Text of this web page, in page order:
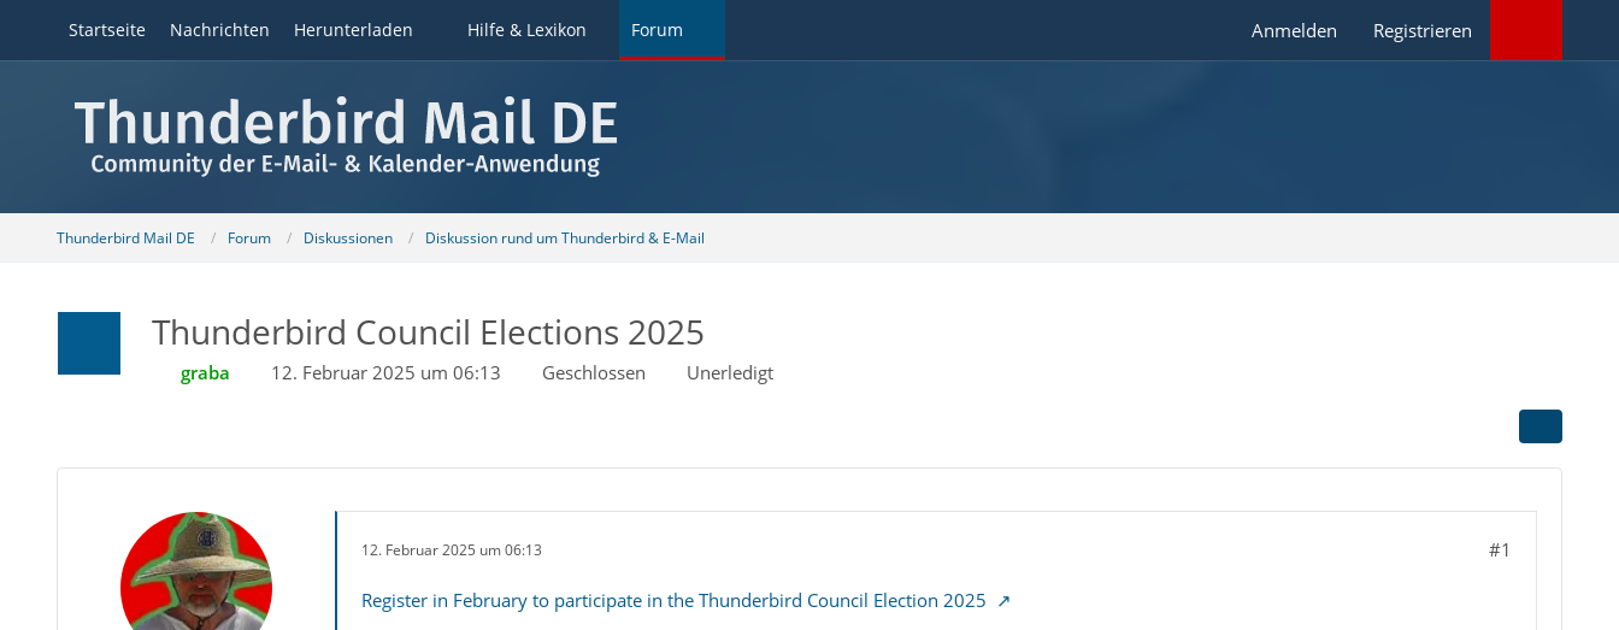
Startseite Nachrichten Herunterladen Hilfe & Lexikon Forum Anmelden Registrieren
Thunderbird Mail DE Forum Diskussionen Diskussion rund um Thunderbird & E-Mail
Thunderbird Council Elections 2025
graba 12. Februar 2025 um 06:13 Geschlossen Unerledigt
12. Februar 2025 um 06:13 #1
Register in February to participate in the Thunderbird Council Election 2025